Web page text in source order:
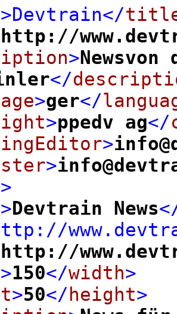
>Devtrain</
http://
>
</
>ger</
>ppedv ag</
>
>
>
>Devtrain News
http://
>150</width>
>50</height>